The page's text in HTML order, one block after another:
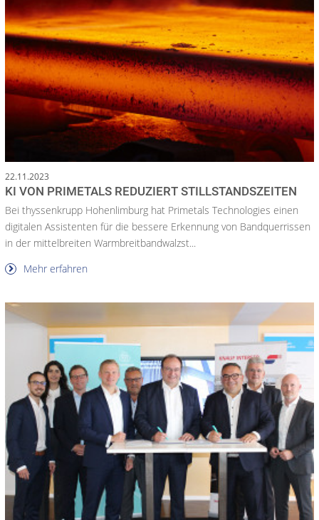
22.11.2023
KI VON PRIMETALS REDUZIERT STILLSTANDSZEITEN
Bei thyssenkrupp Hohenlimburg hat Primetals Technologies einen
digitalen Assistenten für die bessere Erkennung von Bandquerrissen
in der mittelbreiten Warmbreitbandwalzst...
Mehr erfahren